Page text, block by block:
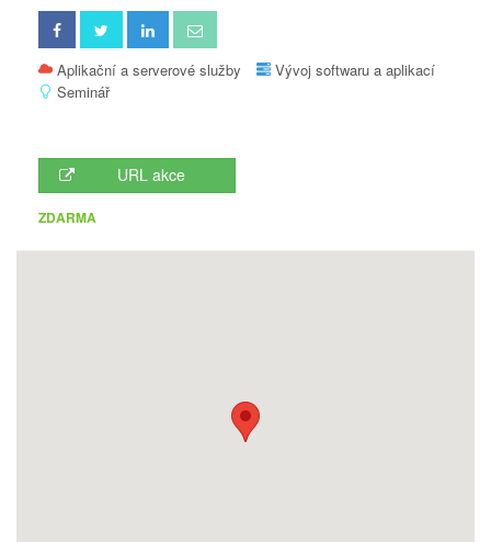
Aplikační a serverové služby
Vývoj softwaru a aplikací
Seminář
URL akce
ZDARMA